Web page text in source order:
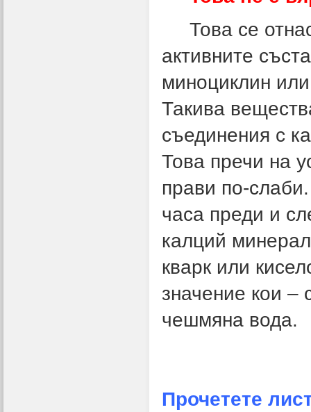
Това се
активните
миноциклин
Такива
съединения с
Това пречи на
прави по-
часа преди и
калций
кварк или
значение кои –
чешмяна вода.
Прочетете